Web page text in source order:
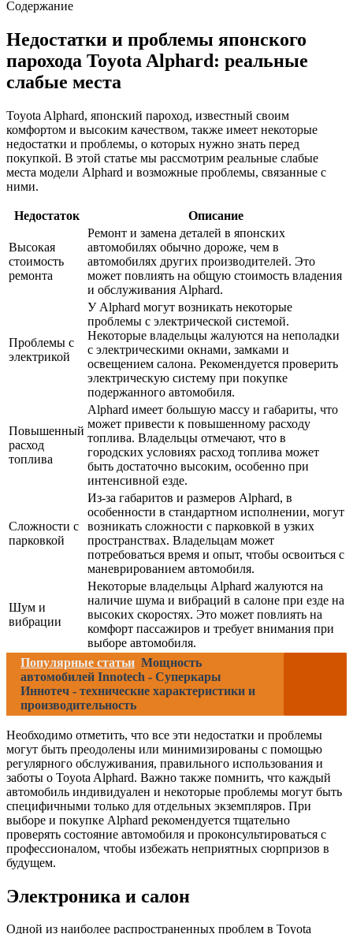
Содержание
Недостатки и проблемы японского
парохода Toyota Alphard: реальные
слабые места
Toyota Alphard, японский пароход, известный своим
комфортом и высоким качеством, также имеет некоторые
недостатки и проблемы, о которых нужно знать перед
покупкой. В этой статье мы рассмотрим реальные слабые
места модели Alphard и возможные проблемы, связанные с
ними.
Недостаток Описание
Высокая
стоимость
ремонта
Ремонт и замена деталей в японских
автомобилях обычно дороже, чем в
автомобилях других производителей. Это
может повлиять на общую стоимость владения
и обслуживания Alphard.
Проблемы с
электрикой
У Alphard могут возникать некоторые
проблемы с электрической системой.
Некоторые владельцы жалуются на неполадки
с электрическими окнами, замками и
освещением салона. Рекомендуется проверить
электрическую систему при покупке
подержанного автомобиля.
Повышенный
расход
топлива
Alphard имеет большую массу и габариты, что
может привести к повышенному расходу
топлива. Владельцы отмечают, что в
городских условиях расход топлива может
быть достаточно высоким, особенно при
интенсивной езде.
Сложности с
парковкой
Из-за габаритов и размеров Alphard, в
особенности в стандартном исполнении, могут
возникать сложности с парковкой в узких
пространствах. Владельцам может
потребоваться время и опыт, чтобы освоиться с
маневрированием автомобиля.
Шум и
вибрации
Некоторые владельцы Alphard жалуются на
наличие шума и вибраций в салоне при езде на
высоких скоростях. Это может повлиять на
комфорт пассажиров и требует внимания при
выборе автомобиля.
Популярные статьи Мощность
автомобилей Innotech - Суперкары
Иннотеч - технические характеристики и
производительность
Необходимо отметить, что все эти недостатки и проблемы
могут быть преодолены или минимизированы с помощью
регулярного обслуживания, правильного использования и
заботы о Toyota Alphard. Важно также помнить, что каждый
автомобиль индивидуален и некоторые проблемы могут быть
специфичными только для отдельных экземпляров. При
выборе и покупке Alphard рекомендуется тщательно
проверять состояние автомобиля и проконсультироваться с
профессионалом, чтобы избежать неприятных сюрпризов в
будущем.
Электроника и салон
Одной из наиболее распространенных проблем в Toyota